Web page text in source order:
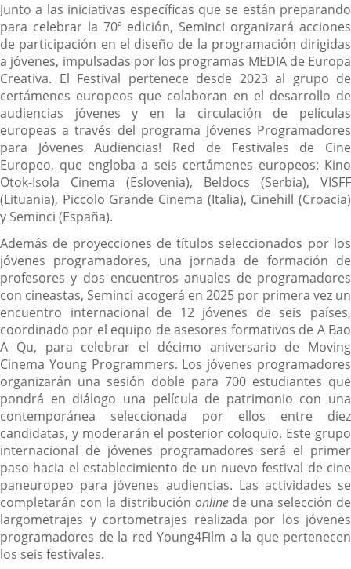
Junto a las iniciativas específicas que se están preparando
para celebrar la 70ª edición, Seminci organizará acciones
de participación en el diseño de la programación dirigidas
a jóvenes, impulsadas por los programas MEDIA de Europa
Creativa. El Festival pertenece desde 2023 al grupo de
certámenes europeos que colaboran en el desarrollo de
audiencias jóvenes y en la circulación de películas
europeas a través del programa Jóvenes Programadores
para Jóvenes Audiencias! Red de Festivales de Cine
Europeo, que engloba a seis certámenes europeos: Kino
Otok-Isola Cinema (Eslovenia), Beldocs (Serbia), VISFF
(Lituania), Piccolo Grande Cinema (Italia), Cinehill (Croacia)
y Seminci (España).
Además de proyecciones de títulos seleccionados por los
jóvenes programadores, una jornada de formación de
profesores y dos encuentros anuales de programadores
con cineastas, Seminci acogerá en 2025 por primera vez un
encuentro internacional de 12 jóvenes de seis países,
coordinado por el equipo de asesores formativos de A Bao
A Qu, para celebrar el décimo aniversario de Moving
Cinema Young Programmers. Los jóvenes programadores
organizarán una sesión doble para 700 estudiantes que
pondrá en diálogo una película de patrimonio con una
contemporánea seleccionada por ellos entre diez
candidatas, y moderarán el posterior coloquio. Este grupo
internacional de jóvenes programadores será el primer
paso hacia el establecimiento de un nuevo festival de cine
paneuropeo para jóvenes audiencias. Las actividades se
completarán con la distribución onlinede una selección de
largometrajes y cortometrajes realizada por los jóvenes
programadores de la red Young4Film a la que pertenecen
los seis festivales.